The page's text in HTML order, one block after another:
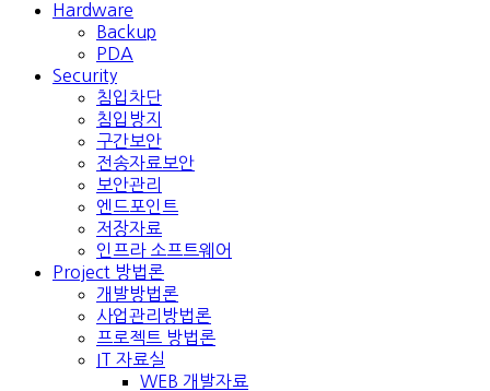
Hardware
Backup
PDA
Security
침입차단
침입방지
구간보안
전송자료보안
보안관리
엔드포인트
저장자료
인프라 소프트웨어
Project 방법론
개발방법론
사업관리방법론
프로젝트 방법론
IT 자료실
WEB 개발자료